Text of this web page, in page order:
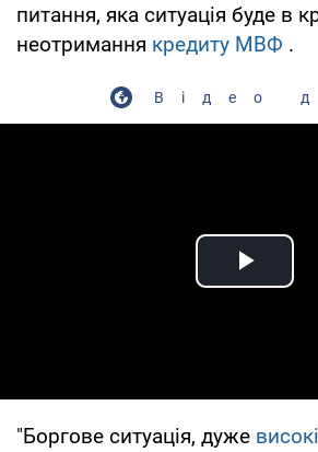
питання, яка ситуація буде в
неотримання кредиту МВФ .
Відео
Play
"Боргове ситуація, дуже